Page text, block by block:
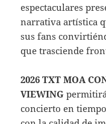
espectaculares
narrativa artística
sus fans
que trasciende
2026 TXT MOA
VIEWING
concierto en